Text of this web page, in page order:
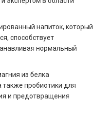
напиток, который
способствует
нормальный
из белка
также пробиотики для
и предотвращения